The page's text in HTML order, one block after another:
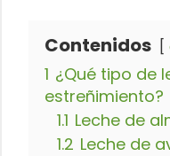
Contenidos
1 ¿Qué tipo de
estreñimiento?
1.1 Leche de
1.2 Leche de